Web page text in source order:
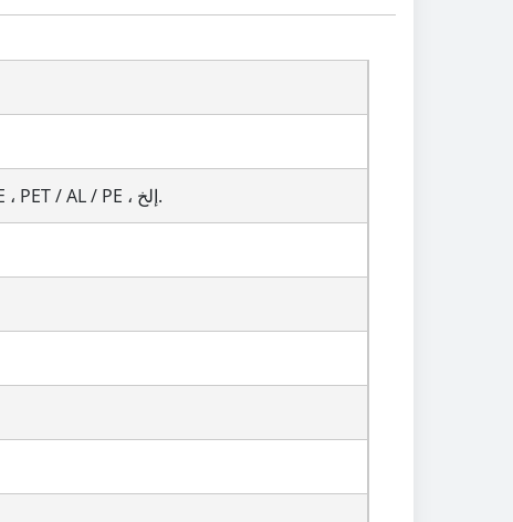
PET / PE أو PET / VMPET / PE أو مات OPP / VMPET / PE أو ورقة / PET / PE ، PET / AL / PE ، إلخ.